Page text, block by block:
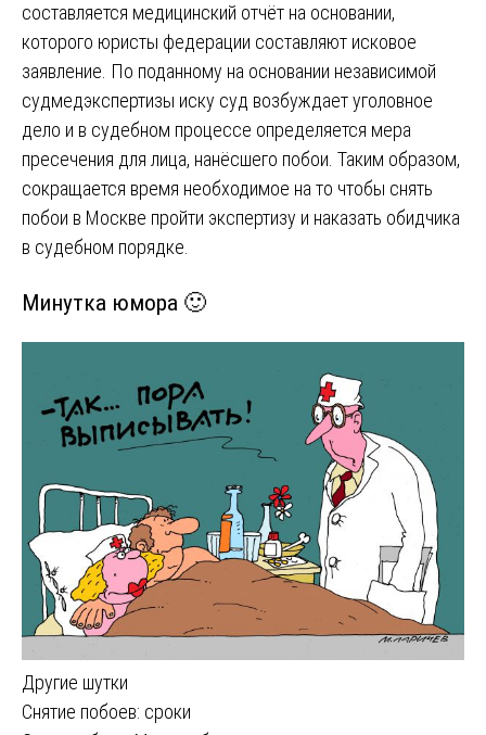
составляется медицинский отчёт на основании,
которого юристы федерации составляют исковое
заявление. По поданному на основании независимой
судмедэкспертизы иску суд возбуждает уголовное
дело и в судебном процессе определяется мера
пресечения для лица, нанёсшего побои. Таким образом,
сокращается время необходимое на то чтобы снять
побои в Москве пройти экспертизу и наказать обидчика
в судебном порядке.
Минутка юмора 🙂
Другие шутки
Навигация
Снятие побоев: сроки